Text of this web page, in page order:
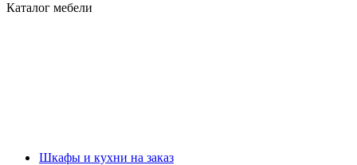
Каталог мебели
Шкафы и кухни на заказ